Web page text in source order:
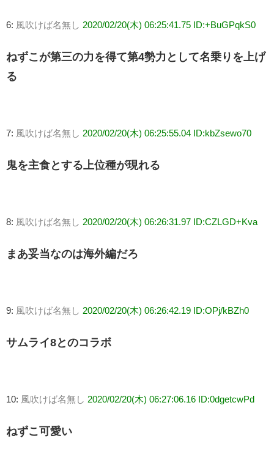
6: 風吹けば名無し 2020/02/20(木) 06:25:41.75 ID:+BuGPqkS0
ねずこが第三の力を得て第4勢力として名乗りを上げ
る
7: 風吹けば名無し 2020/02/20(木) 06:25:55.04 ID:kbZsewo70
鬼を主食とする上位種が現れる
8: 風吹けば名無し 2020/02/20(木) 06:26:31.97 ID:CZLGD+Kva
まあ妥当なのは海外編だろ
9: 風吹けば名無し 2020/02/20(木) 06:26:42.19 ID:OPj/kBZh0
サムライ8とのコラボ
10: 風吹けば名無し 2020/02/20(木) 06:27:06.16 ID:0dgetcwPd
ねずこ可愛い